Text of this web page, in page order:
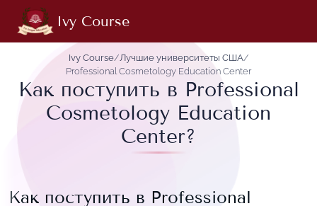
Ivy Course
Ivy Course/Лучшие университеты США/
Professional Cosmetology Education Center
Как поступить в Professional
Cosmetology Education
Center?
Как поступить в Professional